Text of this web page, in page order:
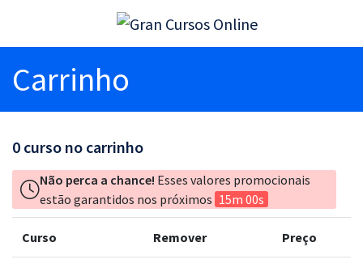
Carrinho
0 curso no carrinho
Não perca a chance! Esses valores promocionais
estão garantidos nos próximos 15m 00s
Curso Remover Preço